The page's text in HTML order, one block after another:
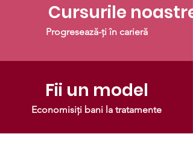
Cursurile noastre
Progresează-ți în carieră
Fii un model
Economisiți bani la tratamente